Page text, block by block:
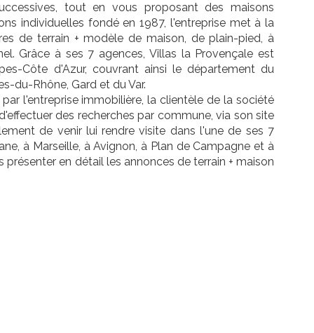
tout en vous proposant des maisons
individuelles fondé en 1987, l'entreprise met à la
de terrain + modèle de maison, de plain-pied, à
Grâce à ses 7 agences, Villas la Provençale est
Côte d'Azur, couvrant ainsi le département du
du-Rhône, Gard et du Var.
l'entreprise immobilière, la clientèle de la société
des recherches par commune, via son site
de venir lui rendre visite dans l'une de ses 7
à Marseille, à Avignon, à Plan de Campagne et à
en détail les annonces de terrain + maison